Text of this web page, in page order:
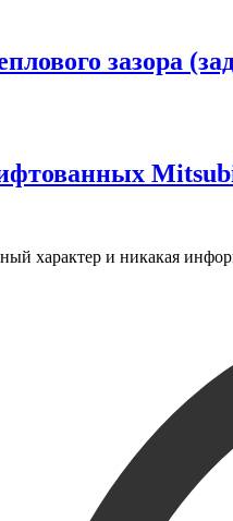
зазора
характер и никакая